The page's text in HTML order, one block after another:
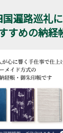
国遍路巡礼に
すめの納経